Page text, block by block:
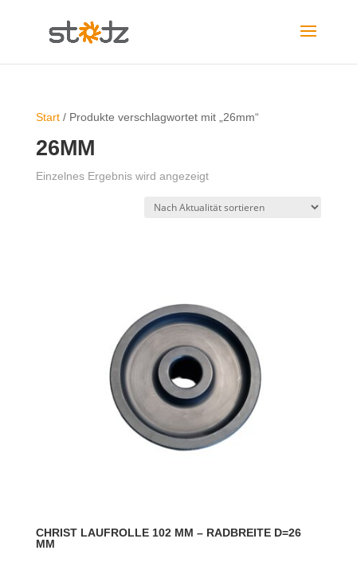
Start/ Produkte verschlagwortet mit „26mm“
26MM
Einzelnes Ergebnis wird angezeigt
CHRIST LAUFROLLE 102 MM – RADBREITE D=26
MM